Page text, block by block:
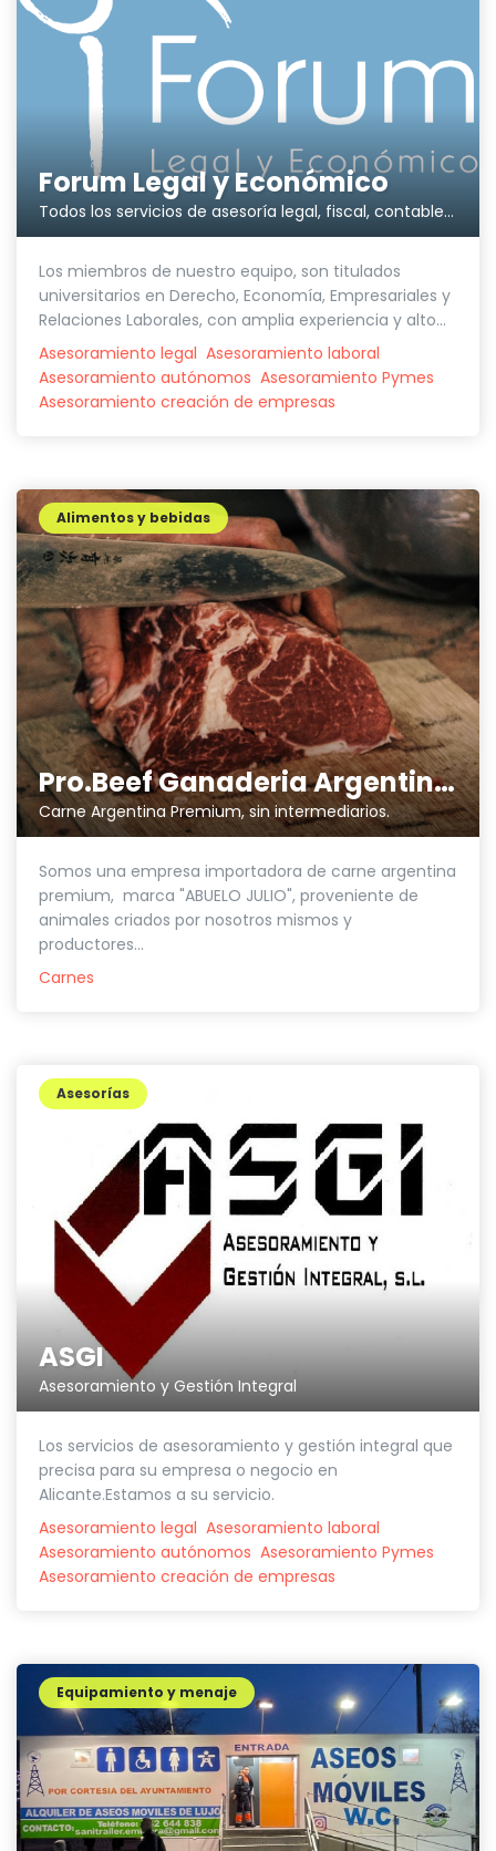
Forum Legal y Económico
Todos los servicios de asesoría legal, fiscal, contable y laboral en el mismo lugar
Los miembros de nuestro equipo, son titulados
universitarios en Derecho, Economía, Empresariales y
Relaciones Laborales, con amplia experiencia y alto...
Asesoramiento legal Asesoramiento laboral
Asesoramiento autónomos Asesoramiento Pymes
Asesoramiento creación de empresas
Pro.Beef Ganaderia Argentina SL
Carne Argentina Premium, sin intermediarios.
Alimentos y bebidas
Somos una empresa importadora de carne argentina
premium, marca "ABUELO JULIO", proveniente de
animales criados por nosotros mismos y
productores...
Carnes
ASGI
Asesoramiento y Gestión Integral
Asesorías
Los servicios de asesoramiento y gestión integral que
precisa para su empresa o negocio en
Alicante.Estamos a su servicio.
Asesoramiento legal Asesoramiento laboral
Asesoramiento autónomos Asesoramiento Pymes
Asesoramiento creación de empresas
Equipamiento y menaje